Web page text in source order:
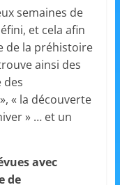
semaines de
et cela afin
de la préhistoire
ainsi des
des
« la découverte
» … et un
avec
de